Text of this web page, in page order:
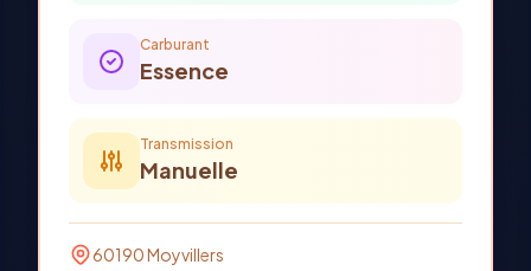
Carburant
Essence
Transmission
Manuelle
60190Moyvillers